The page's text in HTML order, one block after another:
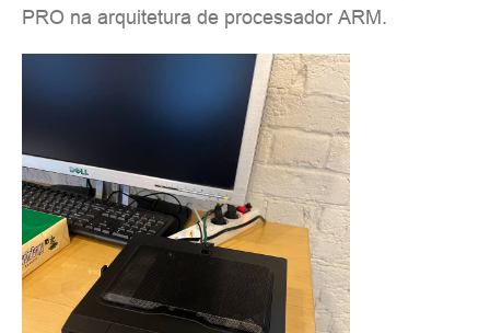
PRO na arquitetura de processador ARM.